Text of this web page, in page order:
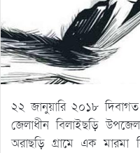
২২ জানুয়ারি ২০১৮ দিবাগত
জেলাধীন বিলাইছড়ি
অরাছড়ি গ্রামে এক মারমা